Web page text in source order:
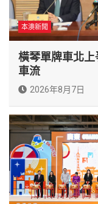
本澳新聞
橫琴單牌車北
車流
2026年8月7日